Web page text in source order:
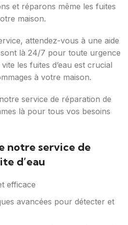
et réparons même les fuites
maison.
attendez-vous à une aide
là 24/7 pour toute urgence
les fuites d’eau est crucial
à votre maison.
service de réparation de
là pour tous vos besoins
notre service de
d’eau
efficace
avancées pour détecter et